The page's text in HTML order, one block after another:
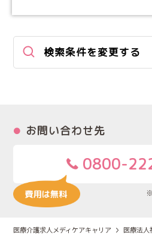
検索条件を変更する
お問い合わせ先
0800-
医療介護求人メディケアキャリア 医療法